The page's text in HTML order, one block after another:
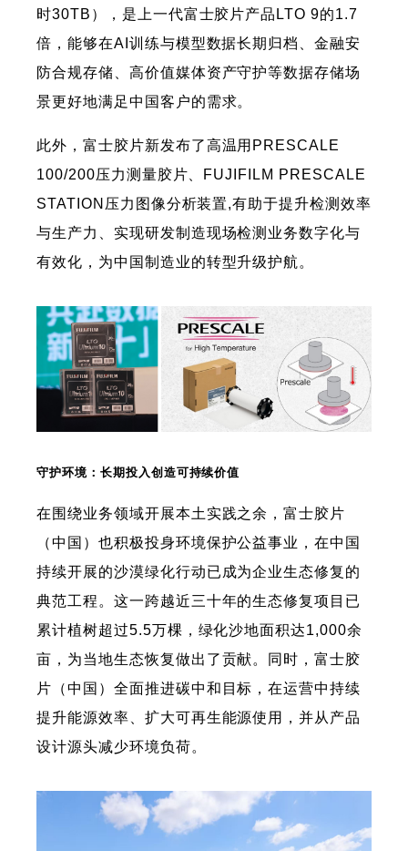
时30TB），是上一代富士胶片产品LTO 9的1.7
倍，能够在AI训练与模型数据长期归档、金融安
防合规存储、高价值媒体资产守护等数据存储场
景更好地满足中国客户的需求。
此外，富士胶片新发布了高温用PRESCALE
100/200压力测量胶片、FUJIFILM PRESCALE
STATION压力图像分析装置,有助于提升检测效率
与生产力、实现研发制造现场检测业务数字化与
有效化，为中国制造业的转型升级护航。
守护环境：长期投入创造可持续价值
在围绕业务领域开展本土实践之余，富士胶片
（中国）也积极投身环境保护公益事业，在中国
持续开展的沙漠绿化行动已成为企业生态修复的
典范工程。这一跨越近三十年的生态修复项目已
累计植树超过5.5万棵，绿化沙地面积达1,000余
亩，为当地生态恢复做出了贡献。同时，富士胶
片（中国）全面推进碳中和目标，在运营中持续
提升能源效率、扩大可再生能源使用，并从产品
设计源头减少环境负荷。